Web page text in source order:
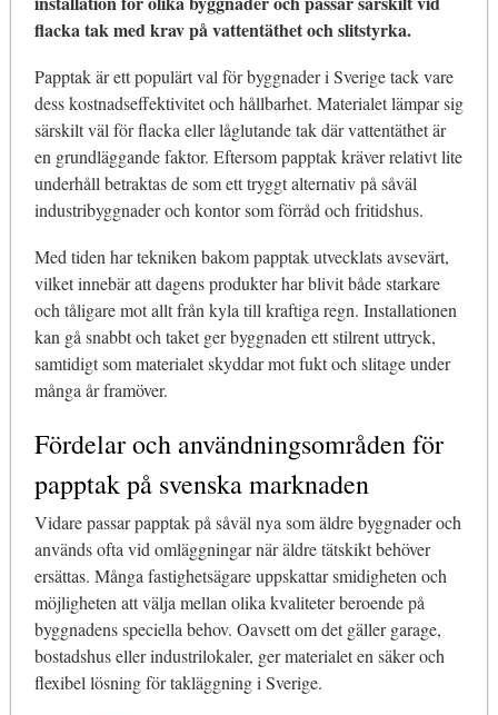
flacka tak med krav på vattentäthet och slitstyrka.
Papptak är ett populärt val för byggnader i Sverige tack vare
dess kostnadseffektivitet och hållbarhet. Materialet lämpar sig
särskilt väl för flacka eller låglutande tak där vattentäthet är
en grundläggande faktor. Eftersom papptak kräver relativt lite
underhåll betraktas de som ett tryggt alternativ på såväl
industribyggnader och kontor som förråd och fritidshus.
Med tiden har tekniken bakom papptak utvecklats avsevärt,
vilket innebär att dagens produkter har blivit både starkare
och tåligare mot allt från kyla till kraftiga regn. Installationen
kan gå snabbt och taket ger byggnaden ett stilrent uttryck,
samtidigt som materialet skyddar mot fukt och slitage under
många år framöver.
Fördelar och användningsområden för
papptak på svenska marknaden
Vidare passar papptak på såväl nya som äldre byggnader och
används ofta vid omläggningar när äldre tätskikt behöver
ersättas. Många fastighetsägare uppskattar smidigheten och
möjligheten att välja mellan olika kvaliteter beroende på
byggnadens speciella behov. Oavsett om det gäller garage,
bostadshus eller industrilokaler, ger materialet en säker och
flexibel lösning för takläggning i Sverige.